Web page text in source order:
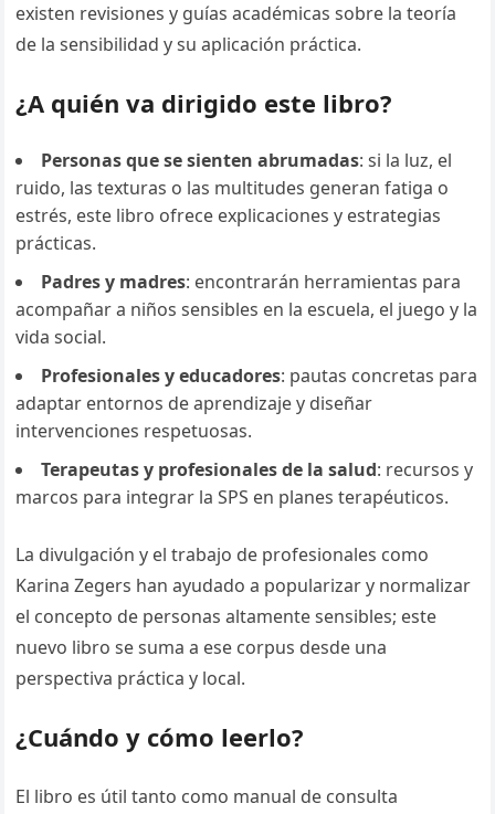
existen revisiones y guías académicas sobre la teoría
de la sensibilidad y su aplicación práctica.
¿A quién va dirigido este libro?
Personas que se sienten abrumadas: si la luz, el
ruido, las texturas o las multitudes generan fatiga o
estrés, este libro ofrece explicaciones y estrategias
prácticas.
Padres y madres: encontrarán herramientas para
acompañar a niños sensibles en la escuela, el juego y la
vida social.
Profesionales y educadores: pautas concretas para
adaptar entornos de aprendizaje y diseñar
intervenciones respetuosas.
Terapeutas y profesionales de la salud: recursos y
marcos para integrar la SPS en planes terapéuticos.
La divulgación y el trabajo de profesionales como
Karina Zegers han ayudado a popularizar y normalizar
el concepto de personas altamente sensibles; este
nuevo libro se suma a ese corpus desde una
perspectiva práctica y local.
¿Cuándo y cómo leerlo?
El libro es útil tanto como manual de consulta